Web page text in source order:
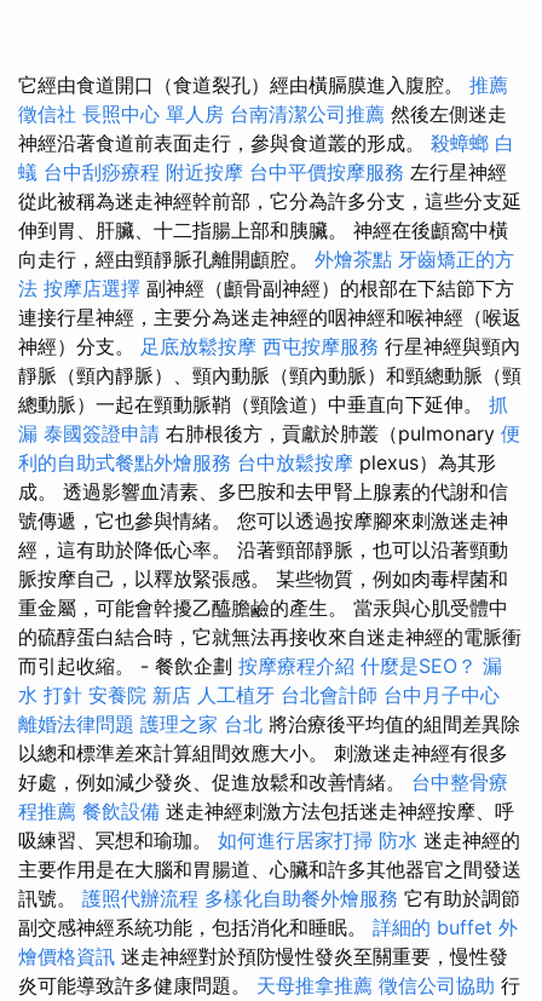
它經由食道開口（食道裂孔）經由橫膈膜進入腹腔。 推薦
徵信社 長照中心 單人房 台南清潔公司推薦 然後左側迷走
神經沿著食道前表面走行，參與食道叢的形成。 殺蟑螂 白
蟻 台中刮痧療程 附近按摩 台中平價按摩服務 左行星神經
從此被稱為迷走神經幹前部，它分為許多分支，這些分支延
伸到胃、肝臟、十二指腸上部和胰臟。 神經在後顱窩中橫
向走行，經由頸靜脈孔離開顱腔。 外燴茶點 牙齒矯正的方
法 按摩店選擇 副神經（顱骨副神經）的根部在下結節下方
連接行星神經，主要分為迷走神經的咽神經和喉神經（喉返
神經）分支。 足底放鬆按摩 西屯按摩服務 行星神經與頸內
靜脈（頸內靜脈）、頸內動脈（頸內動脈）和頸總動脈（頸
總動脈）一起在頸動脈鞘（頸陰道）中垂直向下延伸。 抓
漏 泰國簽證申請 右肺根後方，貢獻於肺叢（pulmonary 便
利的自助式餐點外燴服務 台中放鬆按摩 plexus）為其形
成。 透過影響血清素、多巴胺和去甲腎上腺素的代謝和信
號傳遞，它也參與情緒。 您可以透過按摩腳來刺激迷走神
經，這有助於降低心率。 沿著頸部靜脈，也可以沿著頸動
脈按摩自己，以釋放緊張感。 某些物質，例如肉毒桿菌和
重金屬，可能會幹擾乙醯膽鹼的產生。 當汞與心肌受體中
的硫醇蛋白結合時，它就無法再接收來自迷走神經的電脈衝
而引起收縮。 - 餐飲企劃 按摩療程介紹 什麼是SEO？ 漏
水 打針 安養院 新店 人工植牙 台北會計師 台中月子中心
離婚法律問題 護理之家 台北 將治療後平均值的組間差異除
以總和標準差來計算組間效應大小。 刺激迷走神經有很多
好處，例如減少發炎、促進放鬆和改善情緒。 台中整骨療
程推薦 餐飲設備 迷走神經刺激方法包括迷走神經按摩、呼
吸練習、冥想和瑜珈。 如何進行居家打掃 防水 迷走神經的
主要作用是在大腦和胃腸道、心臟和許多其他器官之間發送
訊號。 護照代辦流程 多樣化自助餐外燴服務 它有助於調節
副交感神經系統功能，包括消化和睡眠。 詳細的 buffet 外
燴價格資訊 迷走神經對於預防慢性發炎至關重要，慢性發
炎可能導致許多健康問題。 天母推拿推薦 徵信公司協助 行